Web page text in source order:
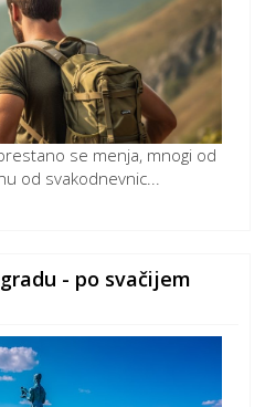
se menja, mnogi od
od svakodnevnic...
- po svačijem